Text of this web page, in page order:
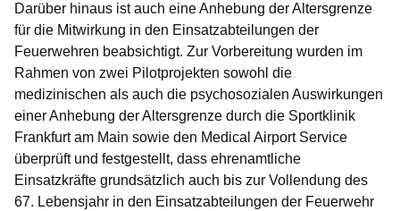
Darüber hinaus ist auch eine Anhebung der Altersgrenze
für die Mitwirkung in den Einsatzabteilungen der
Feuerwehren beabsichtigt. Zur Vorbereitung wurden im
Rahmen von zwei Pilotprojekten sowohl die
medizinischen als auch die psychosozialen Auswirkungen
einer Anhebung der Altersgrenze durch die Sportklinik
Frankfurt am Main sowie den Medical Airport Service
überprüft und festgestellt, dass ehrenamtliche
Einsatzkräfte grundsätzlich auch bis zur Vollendung des
67. Lebensjahr in den Einsatzabteilungen der Feuerwehr